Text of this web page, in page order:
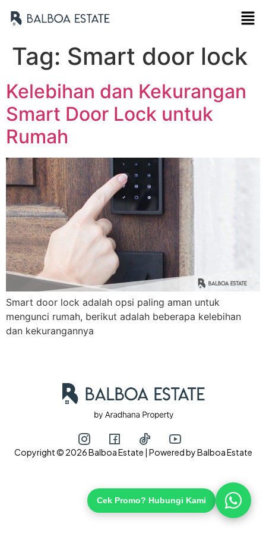
Tag: Smart door lock
Kelebihan dan Kekurangan
Smart Door Lock untuk
Rumah
Smart door lock adalah opsi paling aman untuk
mengunci rumah, berikut adalah beberapa kelebihan
dan kekurangannya
Copyright © 2026 Balboa Estate | Powered by Balboa Estate
Cek Promo? Hubungi Kami
Nama Lengkap
Hubungi via WhatsApp